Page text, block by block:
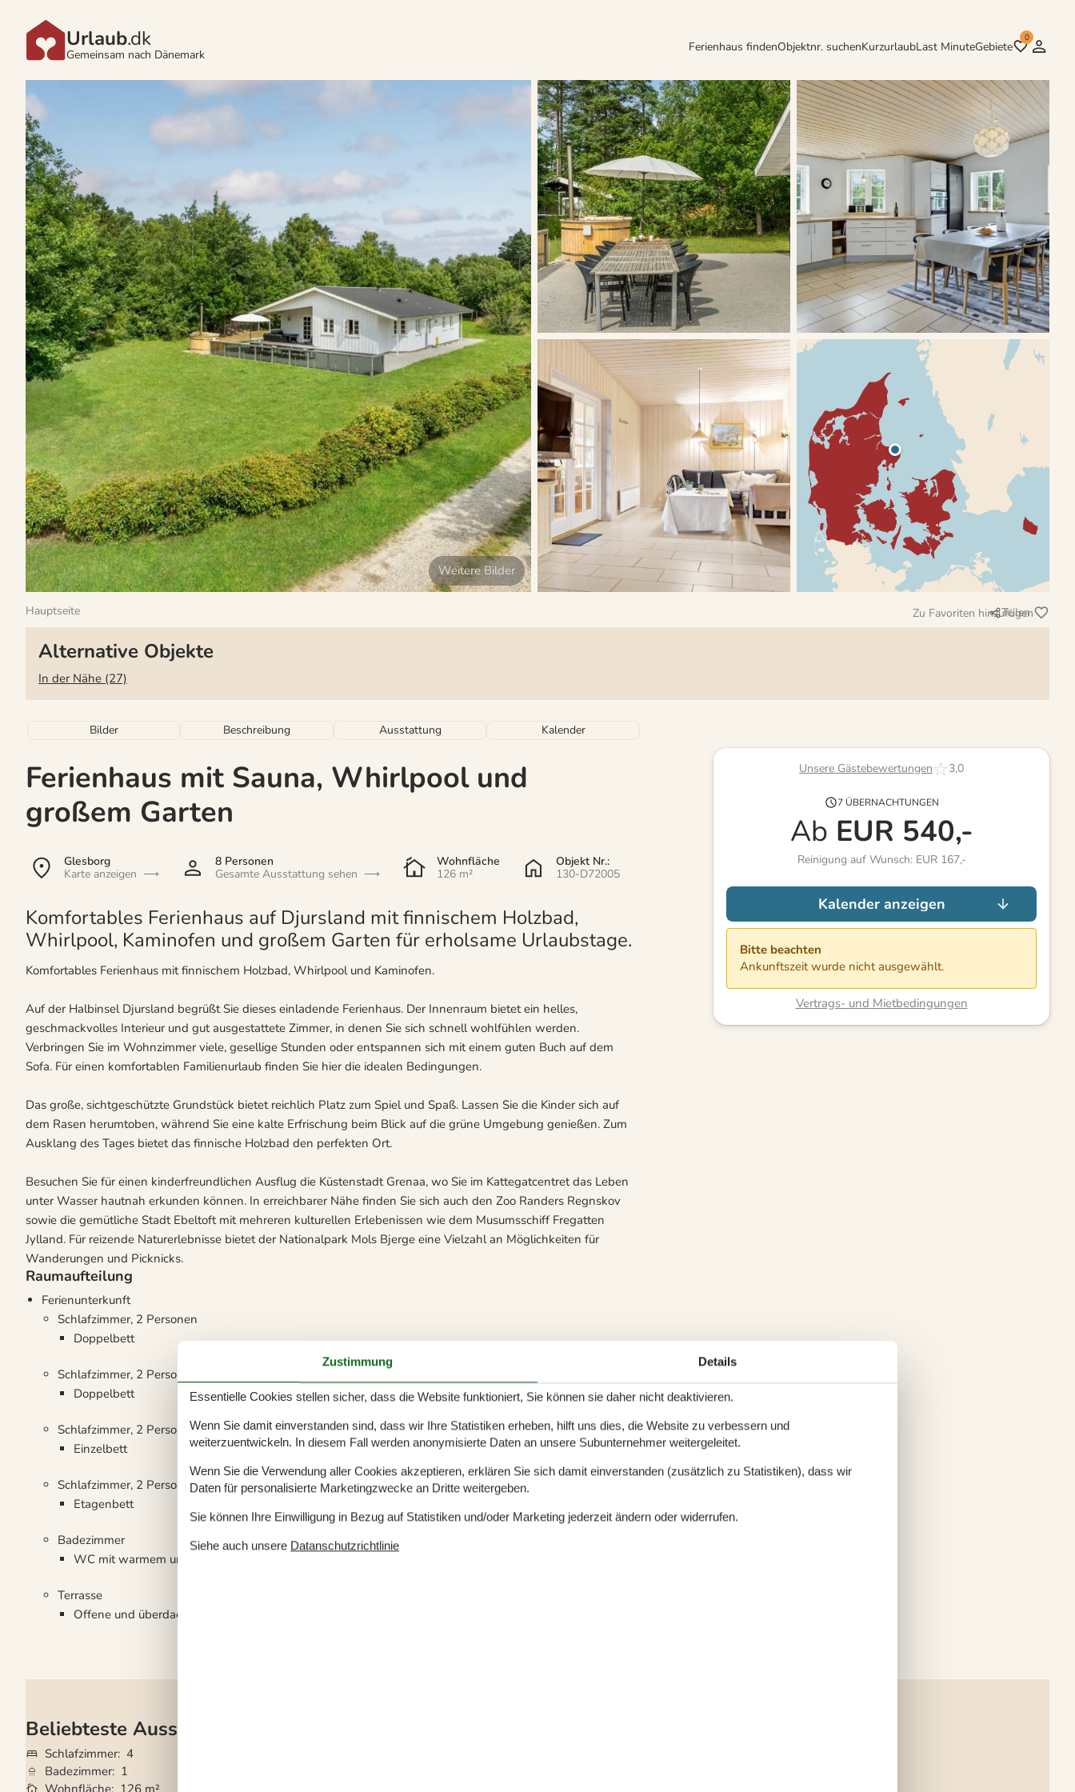
Urlaub.dk
Gemeinsam nach Dänemark
Ferienhaus findenObjektnr. suchenKurzurlaubLast MinuteGebiete
0
Hauptseite Zu Favoriten hinzufügen
Teilen
Alternative Objekte
In der Nähe (27)
Bilder Beschreibung Ausstattung Kalender
Ferienhaus mit Sauna, Whirlpool und
großem Garten
Glesborg
Karte anzeigen
8 Personen
Gesamte Ausstattung sehen
Wohnfläche
126 m²
Objekt Nr.:
130-D72005
Komfortables Ferienhaus auf Djursland mit finnischem Holzbad,
Whirlpool, Kaminofen und großem Garten für erholsame Urlaubstage.
Komfortables Ferienhaus mit finnischem Holzbad, Whirlpool und Kaminofen.
Auf der Halbinsel Djursland begrüßt Sie dieses einladende Ferienhaus. Der Innenraum bietet ein helles,
geschmackvolles Interieur und gut ausgestattete Zimmer, in denen Sie sich schnell wohlfühlen werden.
Verbringen Sie im Wohnzimmer viele, gesellige Stunden oder entspannen sich mit einem guten Buch auf dem
Sofa. Für einen komfortablen Familienurlaub finden Sie hier die idealen Bedingungen.
Das große, sichtgeschützte Grundstück bietet reichlich Platz zum Spiel und Spaß. Lassen Sie die Kinder sich auf
dem Rasen herumtoben, während Sie eine kalte Erfrischung beim Blick auf die grüne Umgebung genießen. Zum
Ausklang des Tages bietet das finnische Holzbad den perfekten Ort.
Besuchen Sie für einen kinderfreundlichen Ausflug die Küstenstadt Grenaa, wo Sie im Kattegatcentret das Leben
unter Wasser hautnah erkunden können. In erreichbarer Nähe finden Sie sich auch den Zoo Randers Regnskov
sowie die gemütliche Stadt Ebeltoft mit mehreren kulturellen Erlebenissen wie dem Musumsschiff Fregatten
Jylland. Für reizende Naturerlebnisse bietet der Nationalpark Mols Bjerge eine Vielzahl an Möglichkeiten für
Wanderungen und Picknicks.
Raumaufteilung
Ferienunterkunft
Schlafzimmer, 2 Personen
Doppelbett
Schlafzimmer, 2 Personen
Doppelbett
Schlafzimmer, 2 Personen
Einzelbett
Schlafzimmer, 2 Personen
Etagenbett
Badezimmer
WC mit warmem und kaltem Wasser, Dusche
Terrasse
Offene und überdachte Terrasse
Beliebteste Ausstattungen
Schlafzimmer 4
Badezimmer 1
Unsere Gästebewertungen 3,0
7 ÜBERNACHTUNGEN
Ab EUR 540,-
Reinigung auf Wunsch: EUR 167,-
Kalender anzeigen
Bitte beachten
Ankunftszeit wurde nicht ausgewählt.
Vertrags- und Mietbedingungen
Zustimmung Details
Essentielle Cookies stellen sicher, dass die Website funktioniert, Sie können sie daher nicht deaktivieren.
Wenn Sie damit einverstanden sind, dass wir Ihre Statistiken erheben, hilft uns dies, die Website zu verbessern und
weiterzuentwickeln. In diesem Fall werden anonymisierte Daten an unsere Subunternehmer weitergeleitet.
Wenn Sie die Verwendung aller Cookies akzeptieren, erklären Sie sich damit einverstanden (zusätzlich zu Statistiken), dass wir
Daten für personalisierte Marketingzwecke an Dritte weitergeben.
Sie können Ihre Einwilligung in Bezug auf Statistiken und/oder Marketing jederzeit ändern oder widerrufen.
Siehe auch unsere Datanschutzrichtlinie